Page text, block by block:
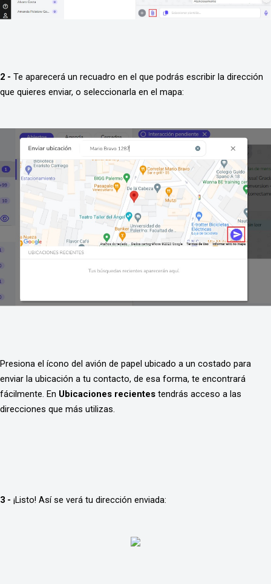
2 - Te aparecerá un recuadro en el que podrás escribir la dirección
que quieres enviar, o seleccionarla en el mapa:
Presiona el ícono del avión de papel ubicado a un costado para
enviar la ubicación a tu contacto, de esa forma, te encontrará
fácilmente. En Ubicaciones recientes tendrás acceso a las
direcciones que más utilizas.
3 - ¡Listo! Así se verá tu dirección enviada: